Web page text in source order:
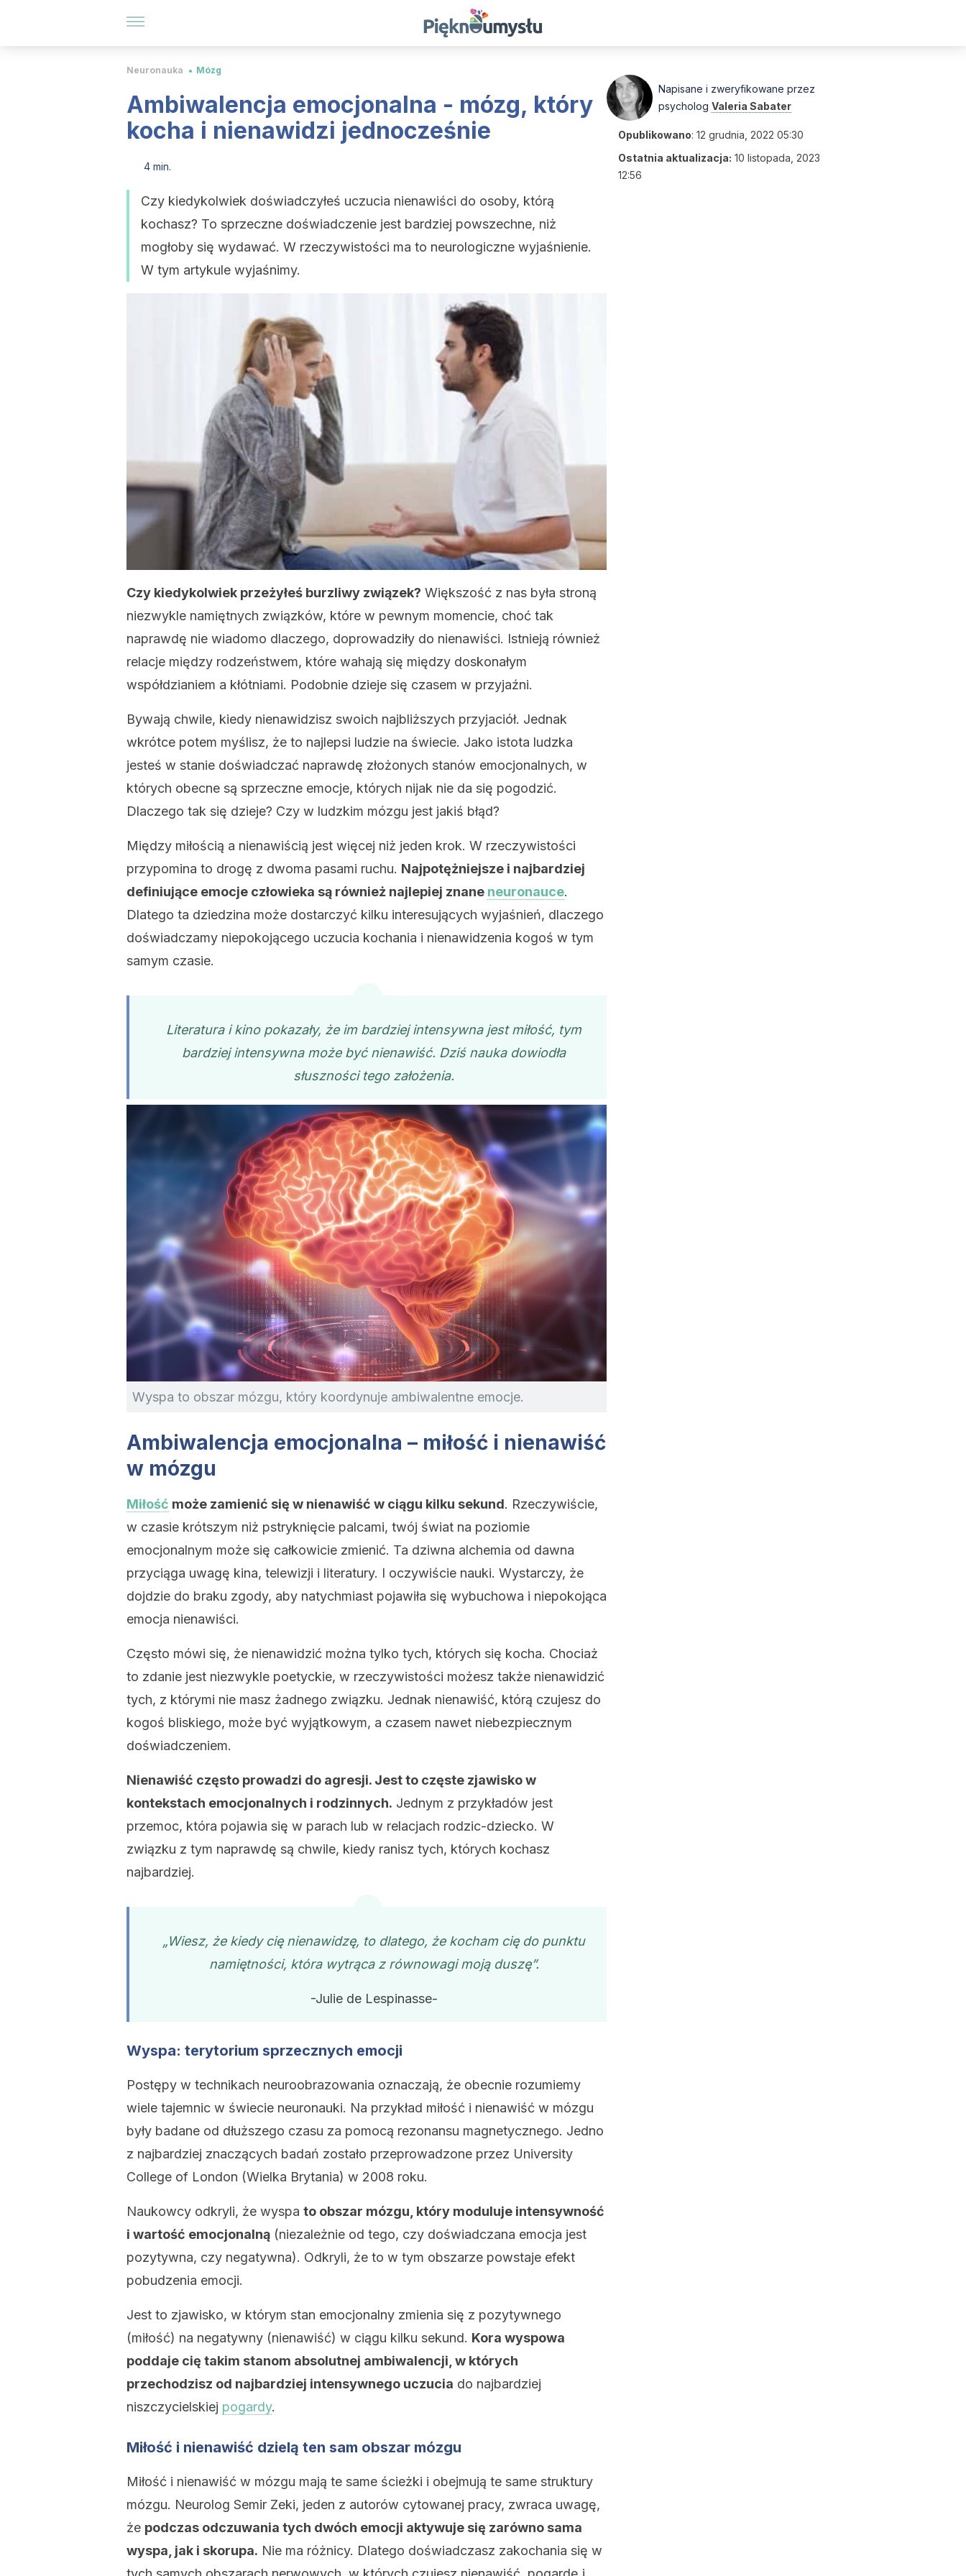
Neuronauka Mózg
Ambiwalencja emocjonalna - mózg, który
kocha i nienawidzi jednocześnie
4 min.
Czy kiedykolwiek doświadczyłeś uczucia nienawiści do osoby, którą
kochasz? To sprzeczne doświadczenie jest bardziej powszechne, niż
mogłoby się wydawać. W rzeczywistości ma to neurologiczne wyjaśnienie.
W tym artykule wyjaśnimy.
Czy kiedykolwiek przeżyłeś burzliwy związek? Większość z nas była stroną
niezwykle namiętnych związków, które w pewnym momencie, choć tak
naprawdę nie wiadomo dlaczego, doprowadziły do nienawiści. Istnieją również
relacje między rodzeństwem, które wahają się między doskonałym
współdzianiem a kłótniami. Podobnie dzieje się czasem w przyjaźni.
Bywają chwile, kiedy nienawidzisz swoich najbliższych przyjaciół. Jednak
wkrótce potem myślisz, że to najlepsi ludzie na świecie. Jako istota ludzka
jesteś w stanie doświadczać naprawdę złożonych stanów emocjonalnych, w
których obecne są sprzeczne emocje, których nijak nie da się pogodzić.
Dlaczego tak się dzieje? Czy w ludzkim mózgu jest jakiś błąd?
Między miłością a nienawiścią jest więcej niż jeden krok. W rzeczywistości
przypomina to drogę z dwoma pasami ruchu. Najpotężniejsze i najbardziej
definiujące emocje człowieka są również najlepiej znane neuronauce.
Dlatego ta dziedzina może dostarczyć kilku interesujących wyjaśnień, dlaczego
doświadczamy niepokojącego uczucia kochania i nienawidzenia kogoś w tym
samym czasie.
Literatura i kino pokazały, że im bardziej intensywna jest miłość, tym
bardziej intensywna może być nienawiść. Dziś nauka dowiodła
słuszności tego założenia.
Wyspa to obszar mózgu, który koordynuje ambiwalentne emocje.
Ambiwalencja emocjonalna – miłość i nienawiść
w mózgu
Miłość może zamienić się w nienawiść w ciągu kilku sekund. Rzeczywiście,
w czasie krótszym niż pstryknięcie palcami, twój świat na poziomie
emocjonalnym może się całkowicie zmienić. Ta dziwna alchemia od dawna
przyciąga uwagę kina, telewizji i literatury. I oczywiście nauki. Wystarczy, że
dojdzie do braku zgody, aby natychmiast pojawiła się wybuchowa i niepokojąca
emocja nienawiści.
Często mówi się, że nienawidzić można tylko tych, których się kocha. Chociaż
to zdanie jest niezwykle poetyckie, w rzeczywistości możesz także nienawidzić
tych, z którymi nie masz żadnego związku. Jednak nienawiść, którą czujesz do
kogoś bliskiego, może być wyjątkowym, a czasem nawet niebezpiecznym
doświadczeniem.
Nienawiść często prowadzi do agresji. Jest to częste zjawisko w
kontekstach emocjonalnych i rodzinnych. Jednym z przykładów jest
przemoc, która pojawia się w parach lub w relacjach rodzic-dziecko. W
związku z tym naprawdę są chwile, kiedy ranisz tych, których kochasz
najbardziej.
„Wiesz, że kiedy cię nienawidzę, to dlatego, że kocham cię do punktu
namiętności, która wytrąca z równowagi moją duszę”.
-Julie de Lespinasse-
Wyspa: terytorium sprzecznych emocji
Postępy w technikach neuroobrazowania oznaczają, że obecnie rozumiemy
wiele tajemnic w świecie neuronauki. Na przykład miłość i nienawiść w mózgu
były badane od dłuższego czasu za pomocą rezonansu magnetycznego. Jedno
z najbardziej znaczących badań zostało przeprowadzone przez University
College of London (Wielka Brytania) w 2008 roku.
Naukowcy odkryli, że wyspa to obszar mózgu, który moduluje intensywność
i wartość emocjonalną (niezależnie od tego, czy doświadczana emocja jest
pozytywna, czy negatywna). Odkryli, że to w tym obszarze powstaje efekt
pobudzenia emocji.
Jest to zjawisko, w którym stan emocjonalny zmienia się z pozytywnego
(miłość) na negatywny (nienawiść) w ciągu kilku sekund. Kora wyspowa
poddaje cię takim stanom absolutnej ambiwalencji, w których
przechodzisz od najbardziej intensywnego uczucia do najbardziej
niszczycielskiej pogardy.
Miłość i nienawiść dzielą ten sam obszar mózgu
Miłość i nienawiść w mózgu mają te same ścieżki i obejmują te same struktury
mózgu. Neurolog Semir Zeki, jeden z autorów cytowanej pracy, zwraca uwagę,
że podczas odczuwania tych dwóch emocji aktywuje się zarówno sama
wyspa, jak i skorupa. Nie ma różnicy. Dlatego doświadczasz zakochania się w
Napisane i zweryfikowane przez
psycholog Valeria Sabater
Opublikowano: 12 grudnia, 2022 05:30
Ostatnia aktualizacja: 10 listopada, 2023
12:56